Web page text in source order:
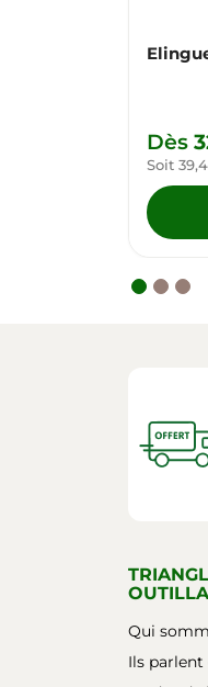
Dès
Soit
Qui
Ils parlent